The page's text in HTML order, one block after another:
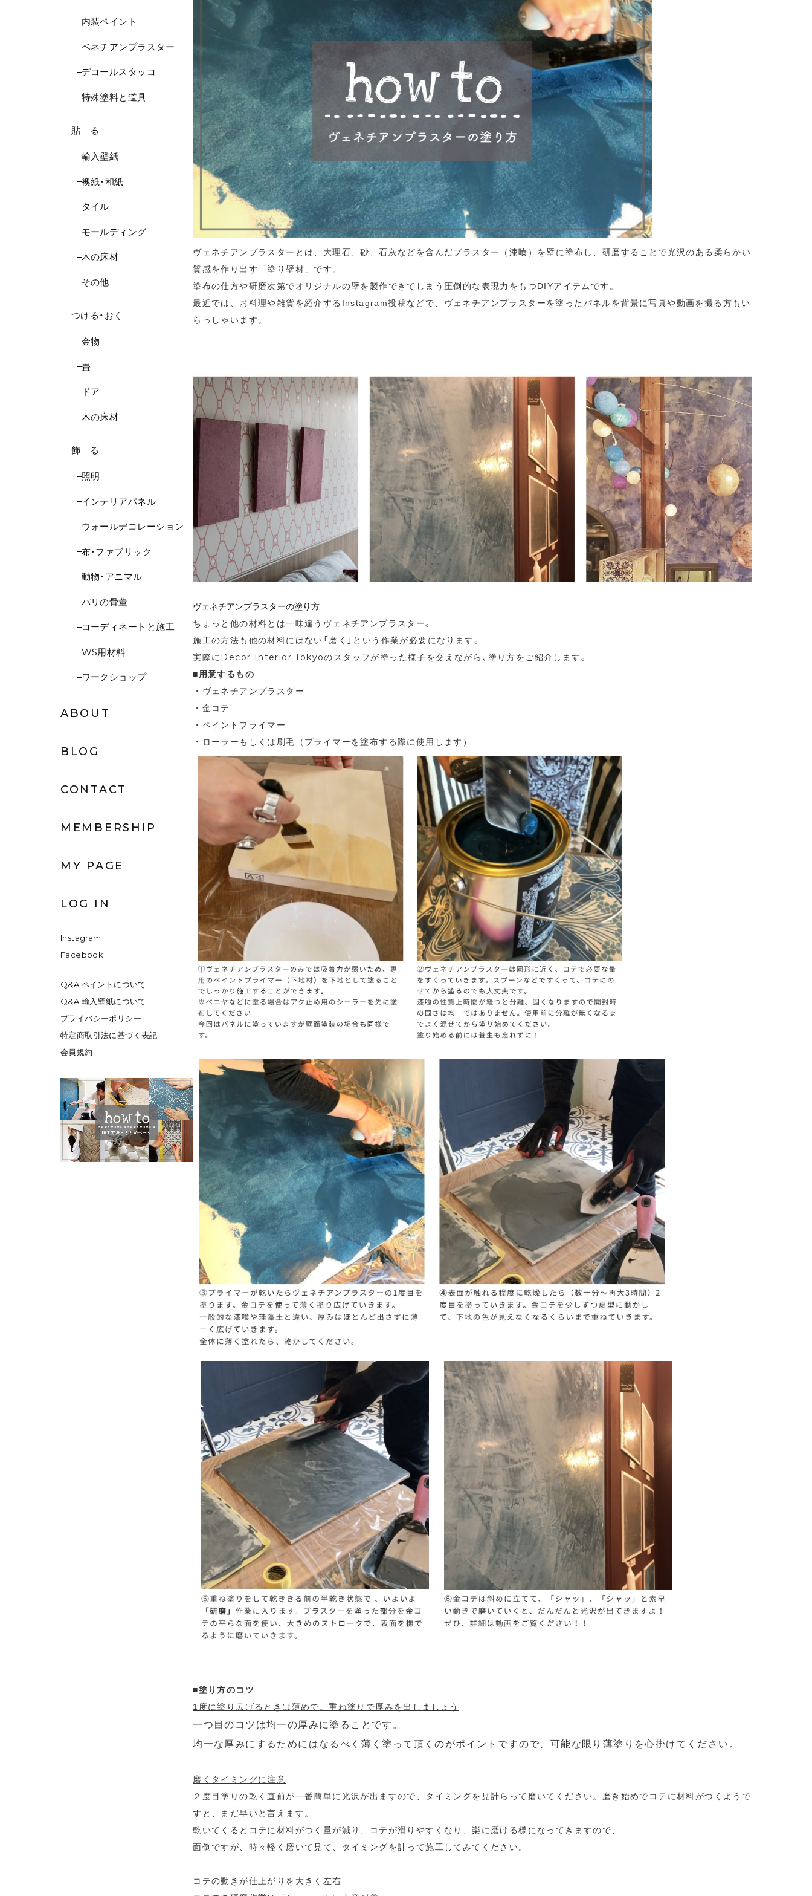
内装ペイント
ベネチアンプラスター
デコールスタッコ
特殊塗料と道具
貼 る
輸入壁紙
襖紙・和紙
タイル
モールディング
木の床材
その他
つける・おく
金物
畳
ドア
木の床材
飾 る
照明
インテリアパネル
ウォールデコレーション
布・ファブリック
動物・アニマル
パリの骨董
コーディネートと施工
WS用材料
ワークショップ
ABOUT
BLOG
CONTACT
MEMBERSHIP
MY PAGE
LOG IN
Instagram
Facebook
Q&A ペイントについて
Q&A 輸入壁紙について
プライバシーポリシー
特定商取引法に基づく表記
会員規約
ヴェネチアンプラスターとは、大理石、砂、石灰などを含んだプラスター（漆喰）を壁に塗布し、研磨することで光沢のある柔らかい
質感を作り出す「塗り壁材」です。
塗布の仕方や研磨次第でオリジナルの壁を製作できてしまう圧倒的な表現力をもつDIYアイテムです。
最近では、お料理や雑貨を紹介するInstagram投稿などで、ヴェネチアンプラスターを塗ったパネルを背景に写真や動画を撮る方もい
らっしゃいます。
ヴェネチアンプラスターの塗り方
ちょっと他の材料とは一味違うヴェネチアンプラスター。
施工の方法も他の材料にはない「磨く」という作業が必要になります。
実際にDecor Interior Tokyoのスタッフが塗った様子を交えながら、塗り方をご紹介します。
■用意するもの
・ヴェネチアンプラスター
・金コテ
・ ペイントプライマー
・ローラーもしくは刷毛（プライマーを塗布する際に使用します）
■塗り方のコツ
1度に塗り広げるときは薄めで。重ね塗りで厚みを出しましょう
一つ目のコツは均一の厚みに塗ることです。
均一な厚みにするためにはなるべく薄く塗って頂くのがポイントですので、可能な限り薄塗りを心掛けてください。
磨くタイミングに注意
２度目塗りの乾く直前が一番簡単に光沢が出ますので、タイミングを見計らって磨いてください。磨き始めでコテに材料がつくようで
すと、まだ早いと言えます。
乾いてくるとコテに材料がつく量が減り、コテが滑りやすくなり、楽に磨ける様になってきますので、
面倒ですが、時々軽く磨いて見て、タイミングを計って施工してみてください。
コテの動きが仕上がりを大きく左右